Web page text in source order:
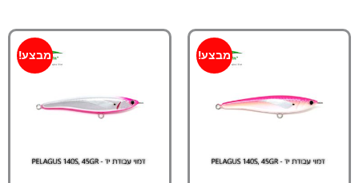
מבצע! מבצע!